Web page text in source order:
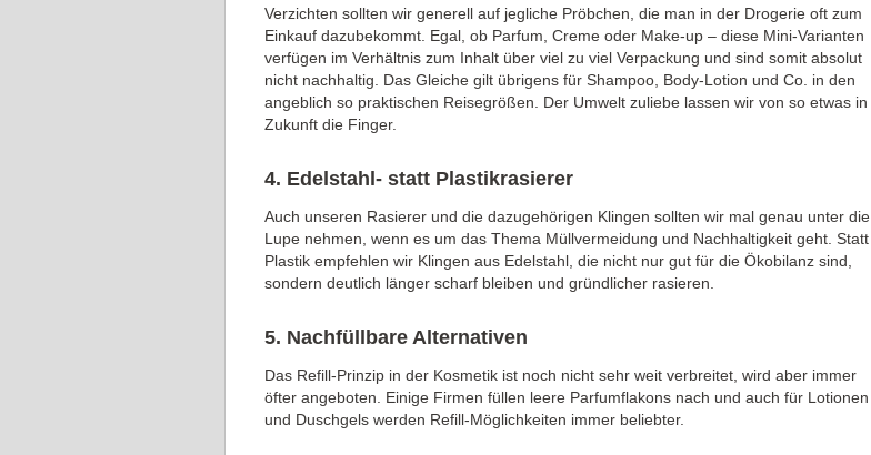
Verzichten sollten wir generell auf jegliche Pröbchen, die man in der Drogerie oft zum
Einkauf dazubekommt. Egal, ob Parfum, Creme oder Make-up – diese Mini-Varianten
verfügen im Verhältnis zum Inhalt über viel zu viel Verpackung und sind somit absolut
nicht nachhaltig. Das Gleiche gilt übrigens für Shampoo, Body-Lotion und Co. in den
angeblich so praktischen Reisegrößen. Der Umwelt zuliebe lassen wir von so etwas in
Zukunft die Finger.
4. Edelstahl- statt Plastikrasierer
Auch unseren Rasierer und die dazugehörigen Klingen sollten wir mal genau unter die
Lupe nehmen, wenn es um das Thema Müllvermeidung und Nachhaltigkeit geht. Statt
Plastik empfehlen wir Klingen aus Edelstahl, die nicht nur gut für die Ökobilanz sind,
sondern deutlich länger scharf bleiben und gründlicher rasieren.
5. Nachfüllbare Alternativen
Das Refill-Prinzip in der Kosmetik ist noch nicht sehr weit verbreitet, wird aber immer
öfter angeboten. Einige Firmen füllen leere Parfumflakons nach und auch für Lotionen
und Duschgels werden Refill-Möglichkeiten immer beliebter.